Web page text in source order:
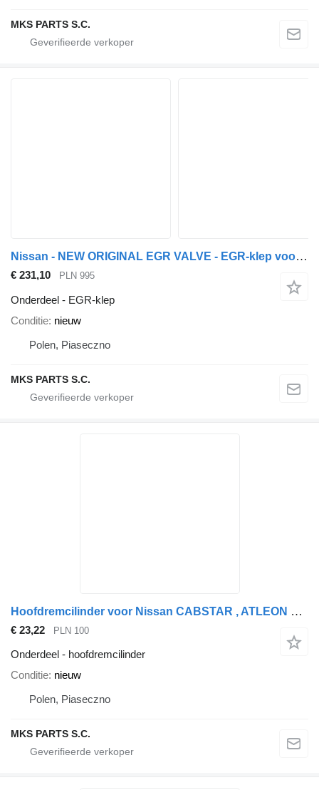
MKS PARTS S.C.
Nissan - NEW ORIGINAL EGR VALVE - EGR-klep voor Nissan CABSTAR vrachtwagen
€ 231,10 PLN 995
Onderdeel - EGR-klep
Conditie nieuw
Polen, Piaseczno
MKS PARTS S.C.
Hoofdremcilinder voor Nissan CABSTAR , ATLEON vrachtwagen
€ 23,22 PLN 100
Onderdeel - hoofdremcilinder
Conditie nieuw
Polen, Piaseczno
MKS PARTS S.C.